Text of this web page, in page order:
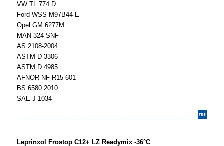
VW TL 774 D
Ford WSS-M97B44-E
Opel GM 6277M
MAN 324 SNF
AS 2108-2004
ASTM D 3306
ASTM D 4985
AFNOR NF R15-601
BS 6580:2010
SAE J 1034
Leprinxol Frostop C12+ LZ Readymix -36°C